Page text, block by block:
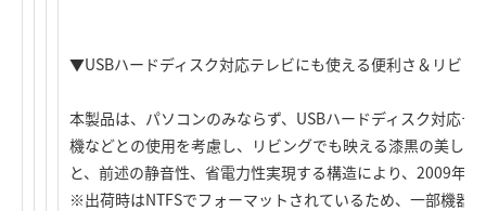
▼USBハードディスク対応テレビにも使える便利さ＆リビン
本製品は、パソコンのみならず、USBハードディスク対応
機などとの使用を考慮し、リビングでも映える漆黒の美し
と、前述の静音性、省電力性実現する構造により、2009年
※出荷時はNTFSでフォーマットされているため、一部機器